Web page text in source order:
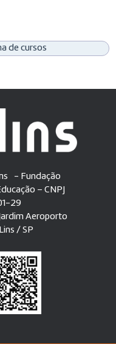
de cursos
- Fundação
– CNPJ
29
Aeroporto
/ SP